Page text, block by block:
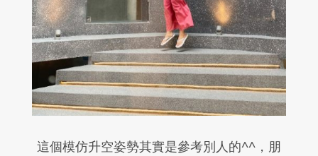
這個模仿升空姿勢其實是參考別人的^^，朋